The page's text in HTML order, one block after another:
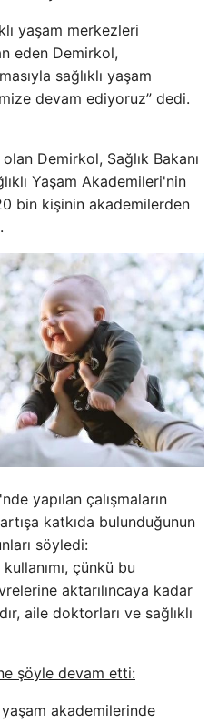
yaşam merkezleri
eden Demirkol,
sağlıklı yaşam
devam ediyoruz” dedi.
Demirkol, Sağlık Bakanı
Yaşam Akademileri'nin
bin kişinin akademilerden
yapılan çalışmaların
katkıda bulunduğunun
söyledi:
çünkü bu
aktarılıncaya kadar
aile doktorları ve sağlıklı
şöyle devam etti:
akademilerinde